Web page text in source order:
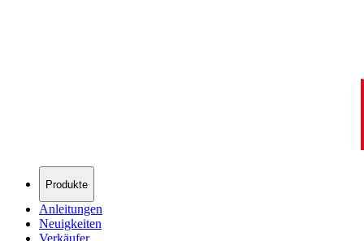
Produkte
Anleitungen
Neuigkeiten
Verkäufer